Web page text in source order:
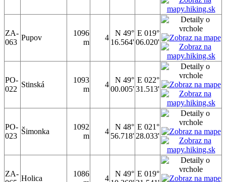
ZA-
063
Pupov
1096
m
4
N 49°
16.564'
E 019°
06.020'
PO-
022
Stinská
1093
m
4
N 49°
00.005'
E 022°
31.513'
PO-
023
Šimonka
1092
m
4
N 48°
56.718'
E 021°
28.033'
ZA-
Holica
1086
4
N 49° E 019°